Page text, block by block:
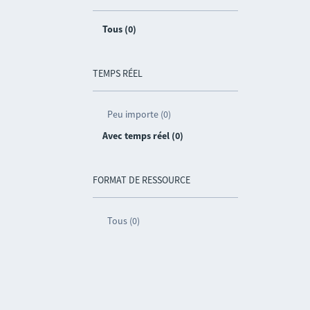
Tous (0)
TEMPS RÉEL
Peu importe (0)
Avec temps réel (0)
FORMAT DE RESSOURCE
Tous (0)